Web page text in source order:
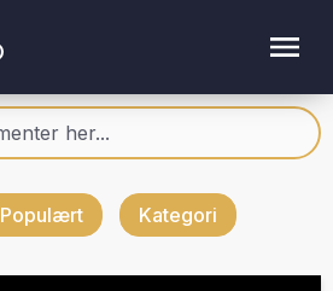
Populært Kategori